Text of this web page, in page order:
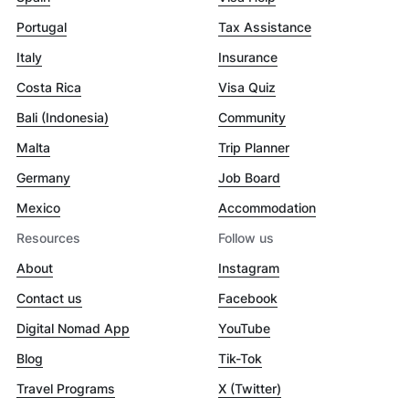
Portugal
Italy
Costa Rica
Bali (Indonesia)
Malta
Germany
Mexico
Tax Assistance
Insurance
Visa Quiz
Community
Trip Planner
Job Board
Accommodation
Resources
About
Contact us
Digital Nomad App
Blog
Travel Programs
Follow us
Instagram
Facebook
YouTube
Tik-Tok
X (Twitter)